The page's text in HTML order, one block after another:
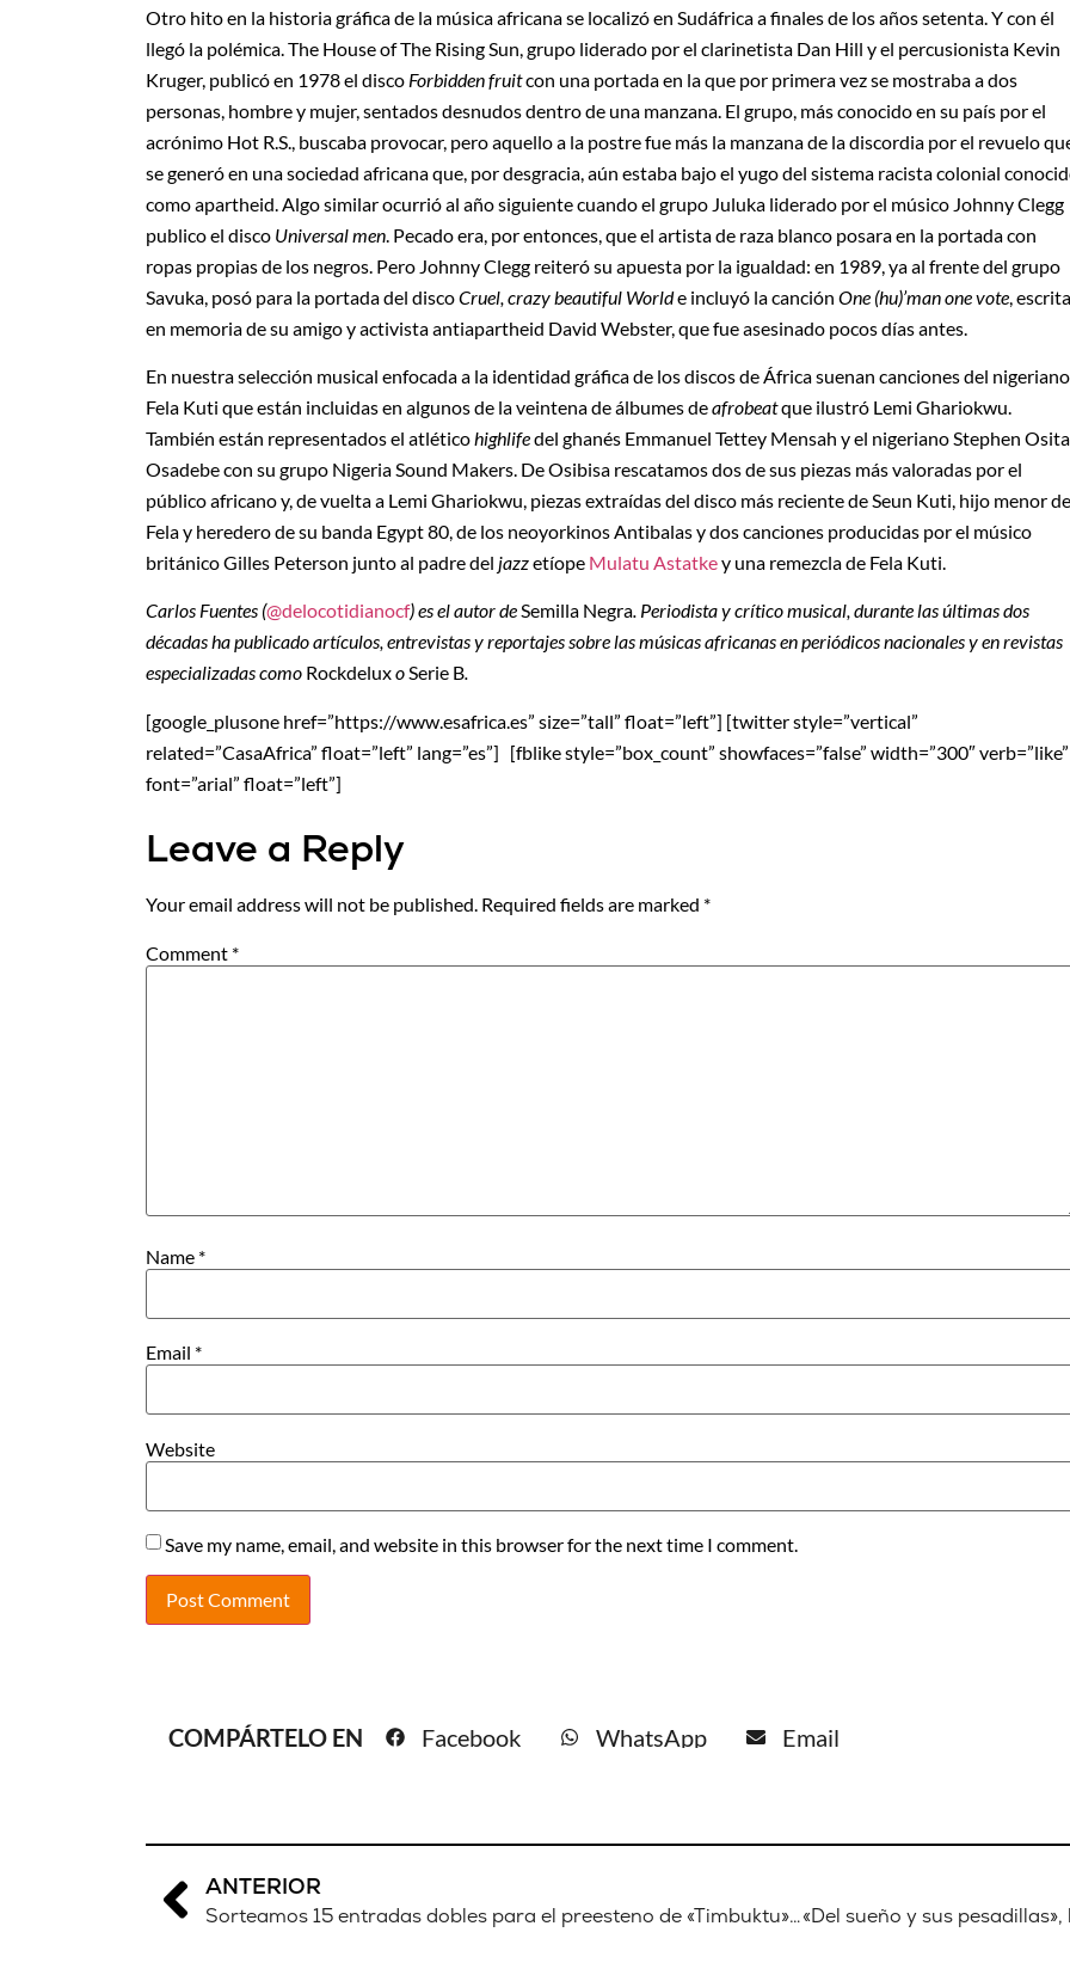
Otro hito en la historia gráfica de la música africana se localizó en Sudáfrica a finales de los años setenta. Y con él
llegó la polémica. The House of The Rising Sun, grupo liderado por el clarinetista Dan Hill y el percusionista Kevin
Kruger, publicó en 1978 el disco Forbidden fruitcon una portada en la que por primera vez se mostraba a dos
personas, hombre y mujer, sentados desnudos dentro de una manzana. El grupo, más conocido en su país por el
acrónimo Hot R.S., buscaba provocar, pero aquello a la postre fue más la manzana de la discordia por el revuelo
se generó en una sociedad africana que, por desgracia, aún estaba bajo el yugo del sistema racista colonial
como apartheid. Algo similar ocurrió al año siguiente cuando el grupo Juluka liderado por el músico Johnny Clegg
publico el disco Universal men . Pecado era, por entonces, que el artista de raza blanco posara en la portada con
ropas propias de los negros. Pero Johnny Clegg reiteró su apuesta por la igualdad: en 1989, ya al frente del grupo
Savuka, posó para la portada del discoCruel, crazy beautiful Worlde incluyó la canción One (hu)’man one vote , escrita
en memoria de su amigo y activista antiapartheid David Webster, que fue asesinado pocos días antes.
En nuestra selección musical enfocada a la identidad gráfica de los discos de África suenan canciones del nigeriano
Fela Kuti que están incluidas en algunos de la veintena de álbumes deafrobeatque ilustró Lemi Ghariokwu.
También están representados el atléticohighlifedel ghanés Emmanuel Tettey Mensah y el nigeriano Stephen Osita
Osadebe con su grupo Nigeria Sound Makers. De Osibisa rescatamos dos de sus piezas más valoradas por el
público africano y, de vuelta a Lemi Ghariokwu, piezas extraídas del disco más reciente de Seun Kuti, hijo menor de
Fela y heredero de su banda Egypt 80, de los neoyorkinos Antibalas y dos canciones producidas por el músico
británico Gilles Peterson junto al padre del jazzetíope Mulatu Astatkey una remezcla de Fela Kuti.
Carlos Fuentes (@delocotidianocf) es el autor deSemilla Negra. Periodista y crítico musical, durante las últimas dos
décadas ha publicado artículos, entrevistas y reportajes sobre las músicas africanas en periódicos nacionales y enrevistas
especializadas como RockdeluxoSerie B.
[google_plusone href=”https://www.esafrica.es” size=”tall” float=”left”] [twitter style=”vertical”
related=”CasaAfrica” float=”left” lang=”es”] [fblike style=”box_count” showfaces=”false” width=”300″ verb=”like”
font=”arial” float=”left”]
Leave a Reply
Your email address will not be published. Required fields are marked *
Comment *
Name *
Email *
Website
Save my name, email, and website in this browser for the next time I comment.
COMPÁRTELO EN Facebook WhatsApp Email
ANTERIOR
Sorteamos 15 entradas dobles para el preesteno de «Timbuktu» en Madrid y Barcelona